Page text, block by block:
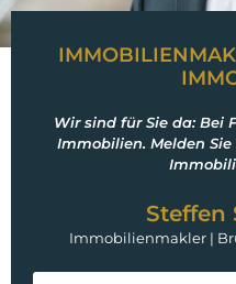
Wir sind für Sie da: Bei
Immobilien. Melden
Steffen
Immobilienmakler |